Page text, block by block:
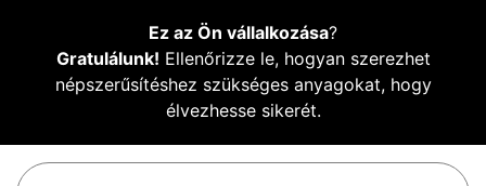
Ez az Ön vállalkozása?
Gratulálunk! Ellenőrizze le, hogyan szerezhet
népszerűsítéshez szükséges anyagokat, hogy
élvezhesse sikerét.